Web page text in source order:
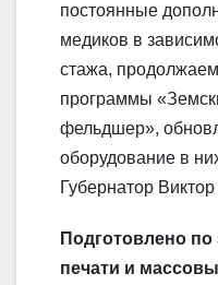
постоянные
медиков в
стажа,
программы
фельдшер»,
оборудование в
Губернатор
Подготовлено по
печати и